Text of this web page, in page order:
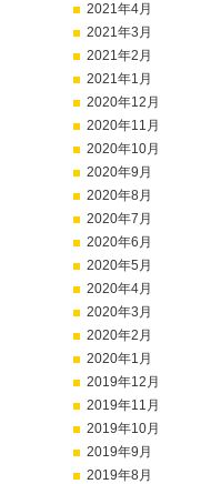
2021年4月
2021年3月
2021年2月
2021年1月
2020年12月
2020年11月
2020年10月
2020年9月
2020年8月
2020年7月
2020年6月
2020年5月
2020年4月
2020年3月
2020年2月
2020年1月
2019年12月
2019年11月
2019年10月
2019年9月
2019年8月